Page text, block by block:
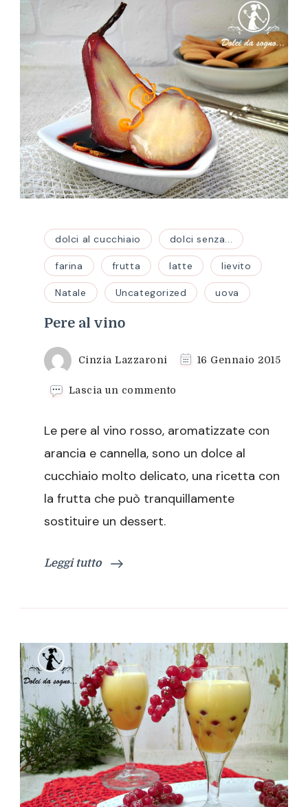
dolci al cucchiaio dolci senza...
farina frutta latte lievito
Natale Uncategorized uova
Pere al vino
Cinzia Lazzaroni 16 Gennaio 2015
Lascia un commento
vino
Le pere al vino rosso, aromatizzate con
arancia e cannella, sono un dolce al
cucchiaio molto delicato, una ricetta con
la frutta che può tranquillamente
sostituire un dessert.
Leggi tutto